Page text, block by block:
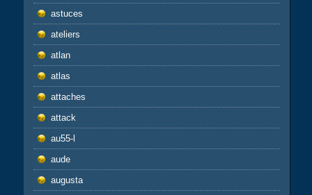
astuces
ateliers
atlan
atlas
attaches
attack
au55-l
aude
augusta